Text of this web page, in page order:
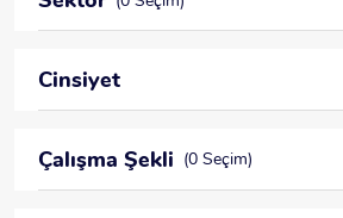
Cinsiyet
Çalışma Şekli (0 Seçim)